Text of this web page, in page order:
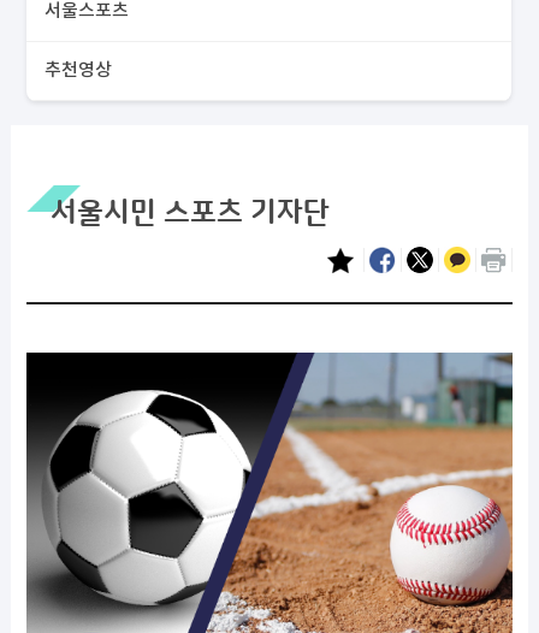
서울스포츠
추천영상
서울시민 스포츠 기자단